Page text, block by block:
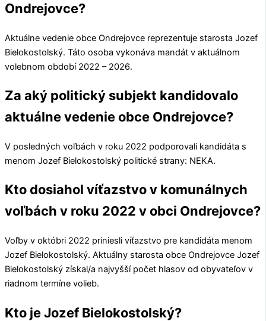
Ondrejovce?
Aktuálne vedenie obce Ondrejovce reprezentuje starosta Jozef
Bielokostolský. Táto osoba vykonáva mandát v aktuálnom
volebnom období 2022 – 2026.
Za aký politický subjekt kandidovalo
aktuálne vedenie obce Ondrejovce?
V posledných voľbách v roku 2022 podporovali kandidáta s
menom Jozef Bielokostolský politické strany: NEKA.
Kto dosiahol víťazstvo v komunálnych
voľbách v roku 2022 v obci Ondrejovce?
Voľby v októbri 2022 priniesli víťazstvo pre kandidáta menom
Jozef Bielokostolský. Aktuálny starosta obce Ondrejovce Jozef
Bielokostolský získal/a najvyšší počet hlasov od obyvateľov v
riadnom termíne volieb.
Kto je Jozef Bielokostolský?